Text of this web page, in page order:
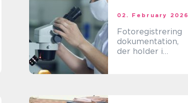
02. February 2026
Fotoregistrering
dokumentation,
der holder i